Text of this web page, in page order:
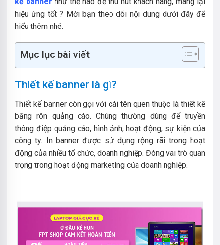
hiệu ứng tốt ? Mời bạn theo dõi nội dung dưới đây để
hiểu thêm nhé.
Mục lục bài viết
Thiết kế banner là gì?
Thiết kế banner còn gọi với cái tên quen thuộc là thiết kế
băng rôn quảng cáo. Chúng thường dùng để truyền
thông điệp quảng cáo, hình ảnh, hoạt động, sự kiện của
công ty. In banner được sử dụng rộng rãi trong hoạt
động của nhiều tổ chức, doanh nghiệp. Đóng vai trò quan
trọng trong hoạt động marketing của doanh nghiệp.